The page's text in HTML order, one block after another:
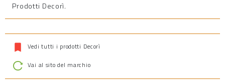
Prodotti Decorì.
Vedi tutti i prodotti Decorì
Vai al sito del marchio